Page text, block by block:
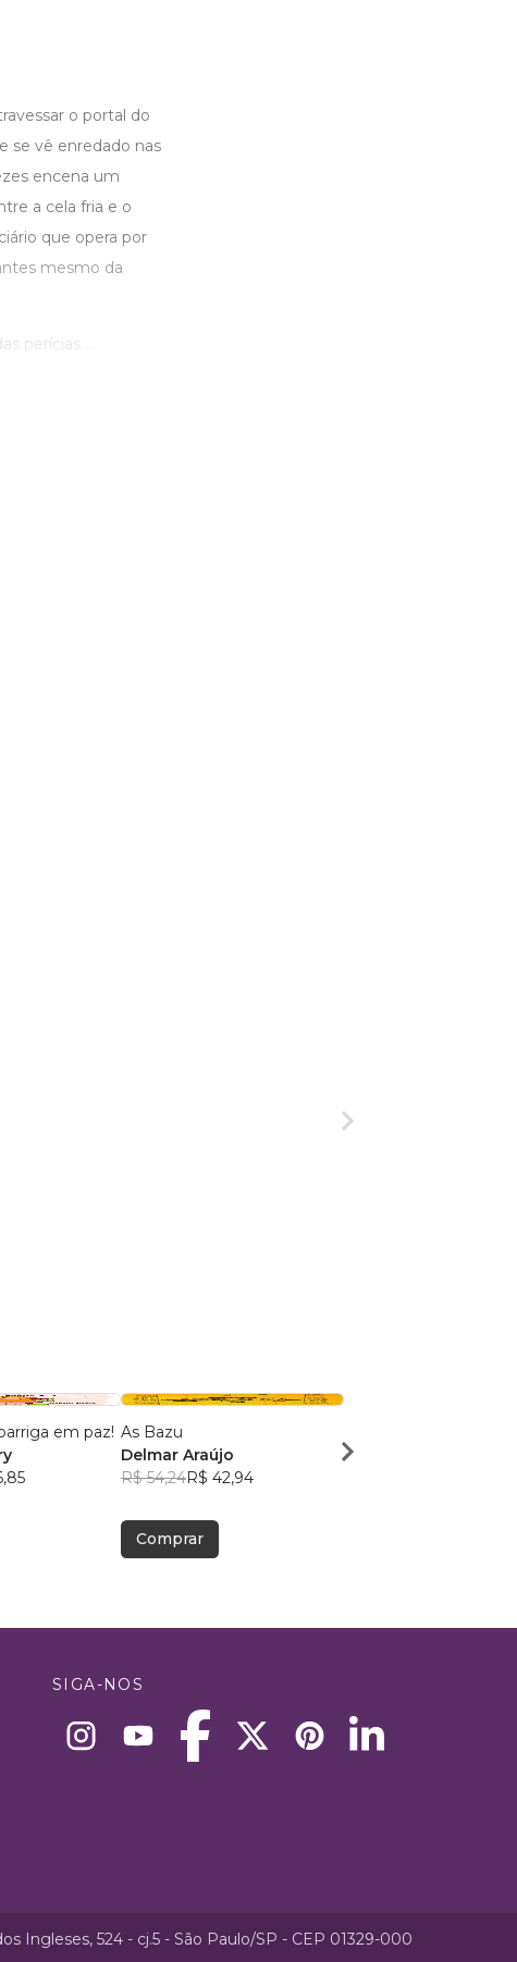
o portal do
se vê enredado nas
encena um
a cela fria e o
que opera por
mesmo da
perícias ...
em paz! As Bazu
Delmar Araújo
R$ 54,24R$ 42,94
Comprar
Carla Anjos
SIGA-NOS
Ingleses, 524 - cj.5 - São Paulo/SP - CEP 01329-000